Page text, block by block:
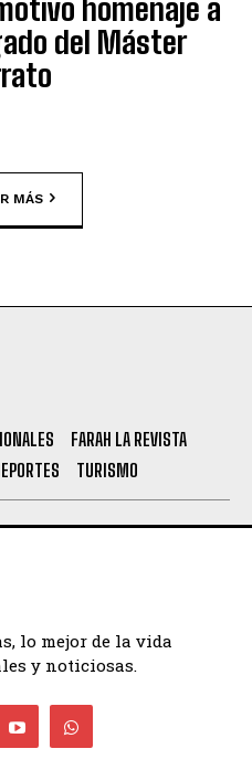
homenaje a
del Máster
MÁS
FARAH LA REVISTA
TURISMO
lo mejor de la vida
y noticiosas.